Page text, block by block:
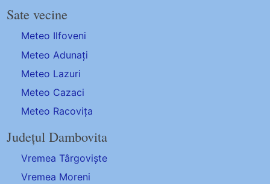
Sate vecine
Meteo Ilfoveni
Meteo Adunați
Meteo Lazuri
Meteo Cazaci
Meteo Racovița
Județul Dambovita
Vremea Târgoviște
Vremea Moreni